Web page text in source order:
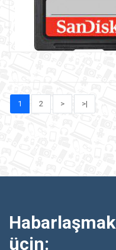
1 2 > >|
Habarlaşmak
üçin: